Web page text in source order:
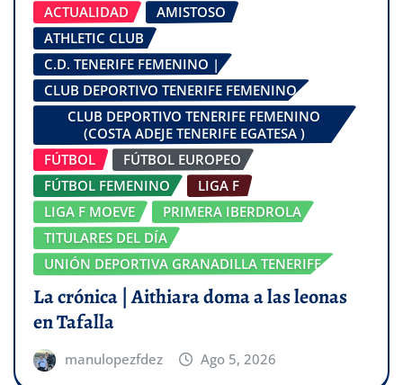
ACTUALIDAD
AMISTOSO
ATHLETIC CLUB
C.D. TENERIFE FEMENINO |
CLUB DEPORTIVO TENERIFE FEMENINO
CLUB DEPORTIVO TENERIFE FEMENINO
(COSTA ADEJE TENERIFE EGATESA )
FÚTBOL
FÚTBOL EUROPEO
FÚTBOL FEMENINO
LIGA F
LIGA F MOEVE
PRIMERA IBERDROLA
TITULARES DEL DÍA
UNIÓN DEPORTIVA GRANADILLA TENERIFE
La crónica | Aithiara doma a las leonas
en Tafalla
manulopezfdez Ago 5, 2026